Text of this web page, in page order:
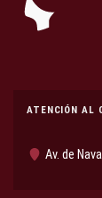
ATENCIÓN AL
Av. de